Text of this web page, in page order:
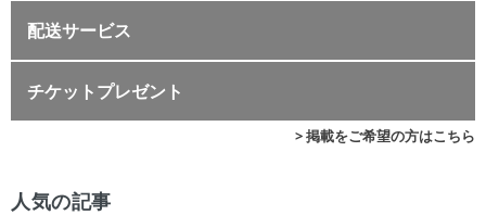
配送サービス
チケットプレゼント
> 掲載をご希望の方はこちら
人気の記事